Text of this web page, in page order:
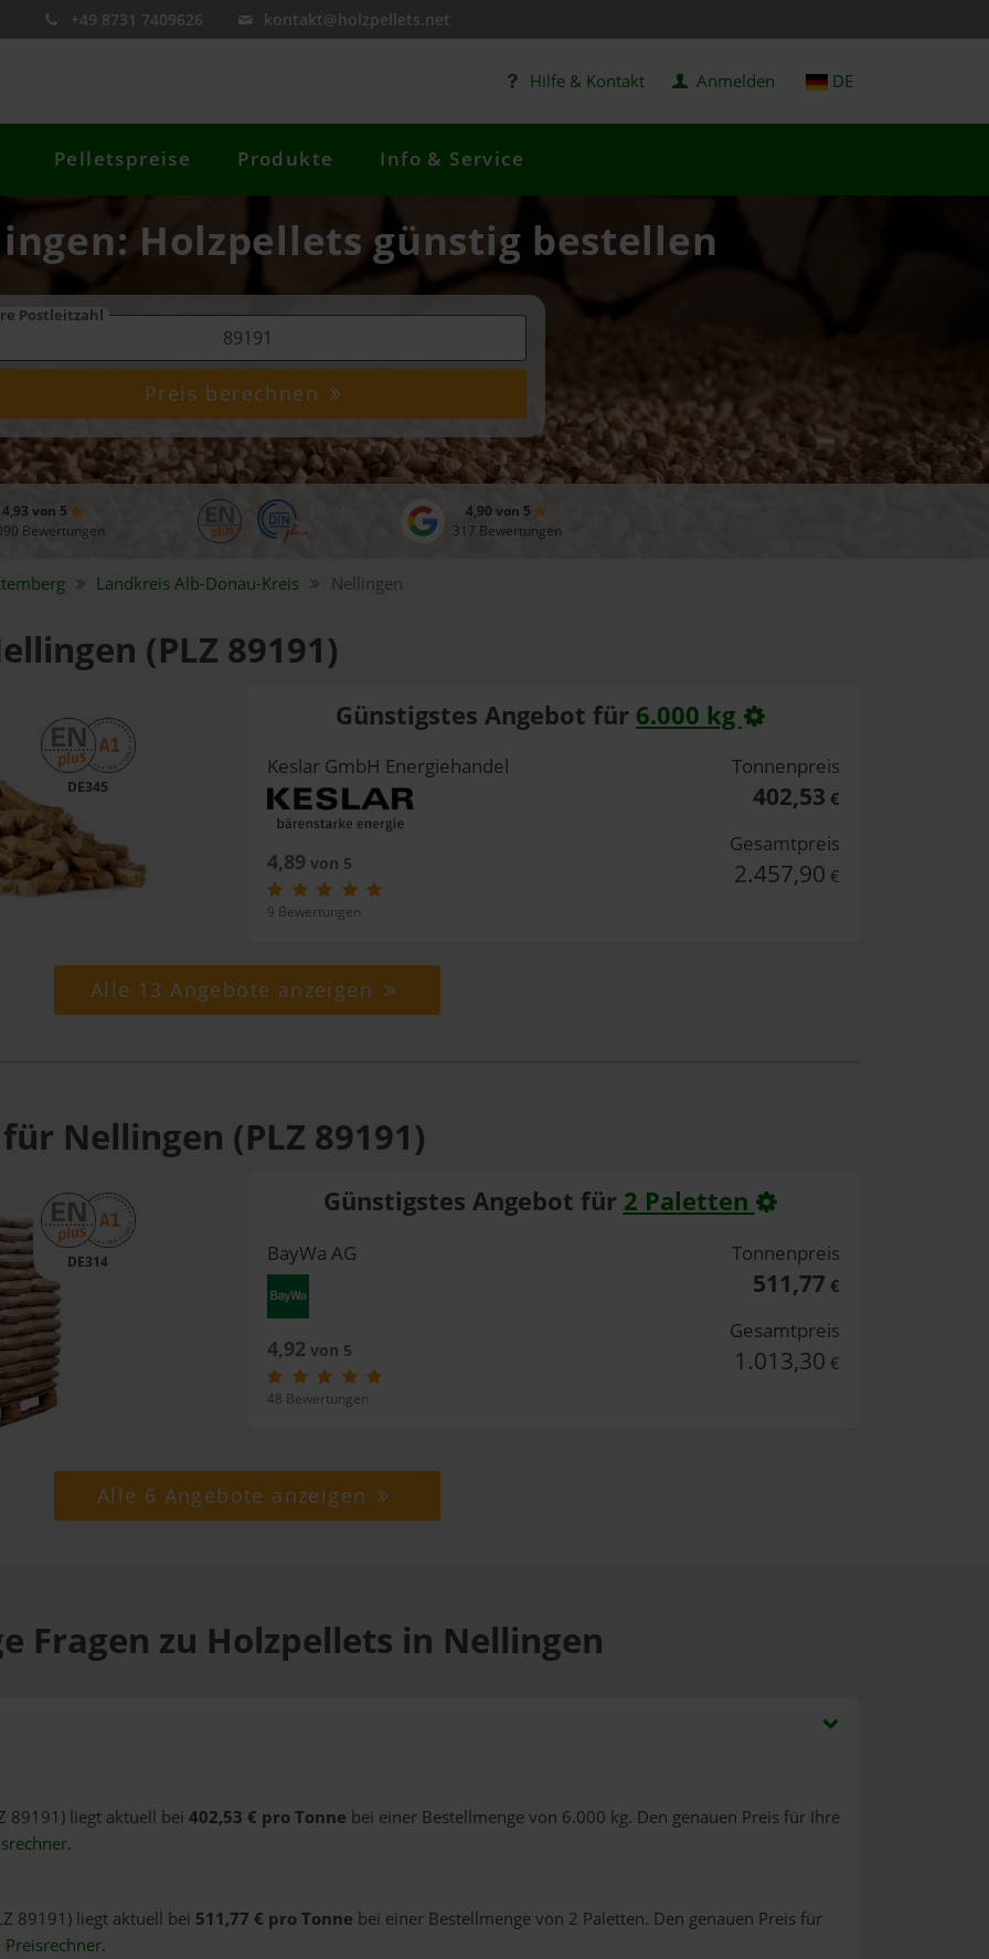
+49 8731 7409626 kontakt@holzpellets.net
Hilfe & Kontakt Anmelden DE
Pelletspreise Produkte Info & Service
Holzpellets günstig bestellen
Postleitzahl
Preis berechnen
4,93 von 5
Bewertungen
4,90 von 5
317 Bewertungen
LandkreisAlb-Donau-Kreis Nellingen
(PLZ 89191)
DE345
Günstigstes Angebot für 6.000 kg
Keslar GmbH Energiehandel
4,89von 5
9 Bewertungen
Tonnenpreis
402,53 €
Gesamtpreis
2.457,90 €
Alle 13 Angebote anzeigen
Nellingen (PLZ 89191)
DE314
Günstigstes Angebot für 2 Paletten
BayWa AG
4,92von 5
48 Bewertungen
Tonnenpreis
511,77 €
Gesamtpreis
1.013,30 €
Alle 6 Angebote anzeigen
Fragen zu Holzpellets in Nellingen
89191) liegt aktuell bei 402,53 € pro Tonne bei einer Bestellmenge von 6.000 kg. Den genauen Preis für Ihre
.
89191) liegt aktuell bei 511,77 € pro Tonne bei einer Bestellmenge von 2 Paletten. Den genauen Preis für
Preisrechner.